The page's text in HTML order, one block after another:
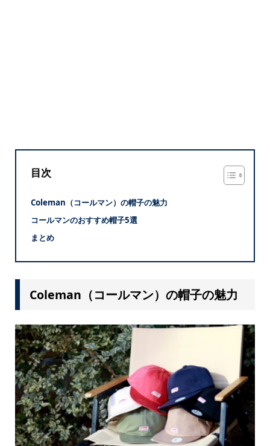
目次
Coleman（コールマン）の帽子の魅力
コールマンのおすすめ帽子5選
まとめ
Coleman（コールマン）の帽子の魅力